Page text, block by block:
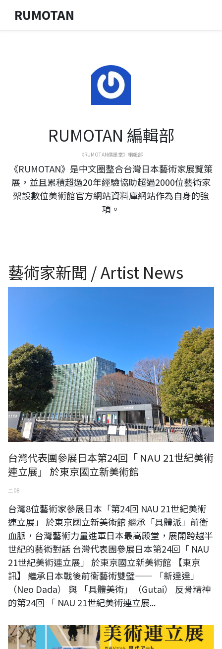
RUMOTAN
RUMOTAN 編輯部
《RUMOTAN儒墨堂》編輯部
《RUMOTAN》是中文圈整合台灣日本藝術家展覽策
展，並且累積超過20年經驗協助超過2000位藝術家
架設數位美術館官方網站資料庫網站作為自身的強
項。
藝術家新聞 / Artist News
台灣代表團參展日本第24回「 NAU 21世紀美術
連立展」 於東京國立新美術館
二 08
台灣8位藝術家參展日本「第24回 NAU 21世紀美術
連立展」 於東京國立新美術館 繼承「具體派」前衛
血脈，台灣藝術力量進軍日本最高殿堂，展開跨越半
世紀的藝術對話 台灣代表團參展日本第24回「 NAU
21世紀美術連立展」 於東京國立新美術館 【東京
訊】 繼承日本戰後前衛藝術雙璧—— 「新達達」
（Neo Dada） 與 「具體美術」（Gutai） 反骨精神
的第24回 「 NAU 21世紀美術連立展...